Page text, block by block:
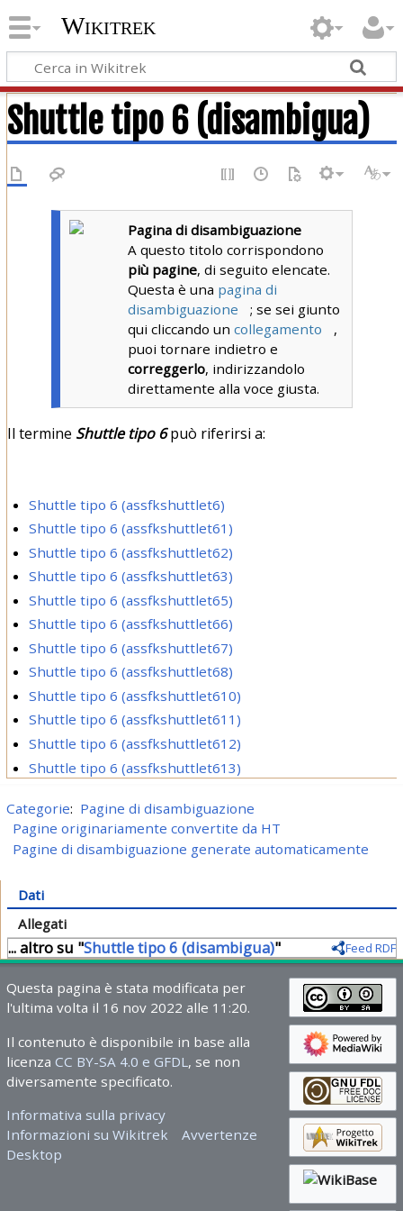
Wikitrek
Shuttle tipo 6 (disambigua)
Pagina di disambiguazione
A questo titolo corrispondono
più pagine, di seguito elencate.
Questa è una pagina di
disambiguazione
; se sei giunto
qui cliccando uncollegamento
,
puoi tornare indietro e
correggerlo, indirizzandolo
direttamente alla voce giusta.
Il termine Shuttle tipo 6può riferirsi a:
Shuttle tipo 6 (assfkshuttlet6)
Shuttle tipo 6 (assfkshuttlet61)
Shuttle tipo 6 (assfkshuttlet62)
Shuttle tipo 6 (assfkshuttlet63)
Shuttle tipo 6 (assfkshuttlet65)
Shuttle tipo 6 (assfkshuttlet66)
Shuttle tipo 6 (assfkshuttlet67)
Shuttle tipo 6 (assfkshuttlet68)
Shuttle tipo 6 (assfkshuttlet610)
Shuttle tipo 6 (assfkshuttlet611)
Shuttle tipo 6 (assfkshuttlet612)
Shuttle tipo 6 (assfkshuttlet613)
Categorie: Pagine di disambiguazione
Pagine originariamente convertite da HT
Pagine di disambiguazione generate automaticamente
Dati
Allegati
... altro su "Shuttle tipo 6 (disambigua)" Feed RDF
Questa pagina è stata modificata per
l'ultima volta il 16 nov 2022 alle 11:20.
Il contenuto è disponibile in base alla
licenza CC BY-SA 4.0 e GFDL , se non
diversamente specificato.
Informativa sulla privacy
Informazioni su Wikitrek
Avvertenze
Desktop